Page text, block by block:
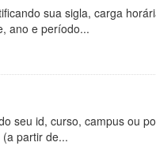
sua sigla, carga
ano e período...
seu id, curso, campus ou
partir de...